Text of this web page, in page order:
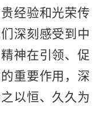
经验和光荣传
深刻感受到中
神在引领、促
重要作用，深
以恒、久久为